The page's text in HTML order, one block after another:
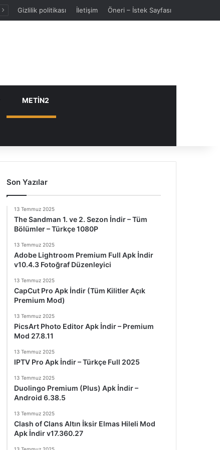
Gizlilik politikası İletişim Öneri – İstek Sayfası
METİN2
Son Yazılar
13 Temmuz 2025
The Sandman 1. ve 2. Sezon İndir – Tüm
Bölümler – Türkçe 1080P
13 Temmuz 2025
Adobe Lightroom Premium Full Apk İndir
v10.4.3 Fotoğraf Düzenleyici
13 Temmuz 2025
CapCut Pro Apk İndir (Tüm Kilitler Açık
Premium Mod)
13 Temmuz 2025
PicsArt Photo Editor Apk İndir – Premium
Mod 27.8.11
13 Temmuz 2025
IPTV Pro Apk İndir – Türkçe Full 2025
13 Temmuz 2025
Duolingo Premium (Plus) Apk İndir –
Android 6.38.5
13 Temmuz 2025
Clash of Clans Altın İksir Elmas Hileli Mod
Apk İndir v17.360.27